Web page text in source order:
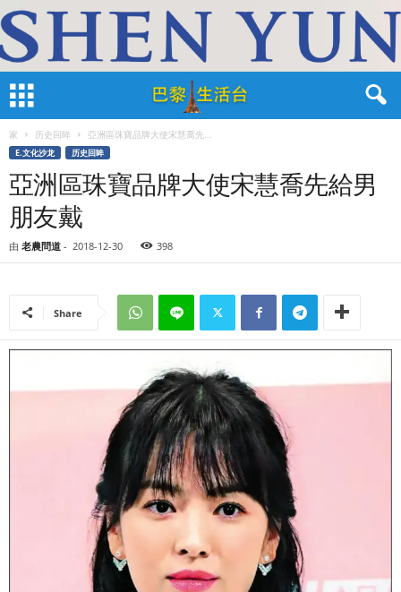
家 历史回眸 亞洲區珠寶品牌大使宋慧喬先...
E.文化沙龙 历史回眸
亞洲區珠寶品牌大使宋慧喬先給男
朋友戴
由 老農問道 - 2018-12-30 398
Share